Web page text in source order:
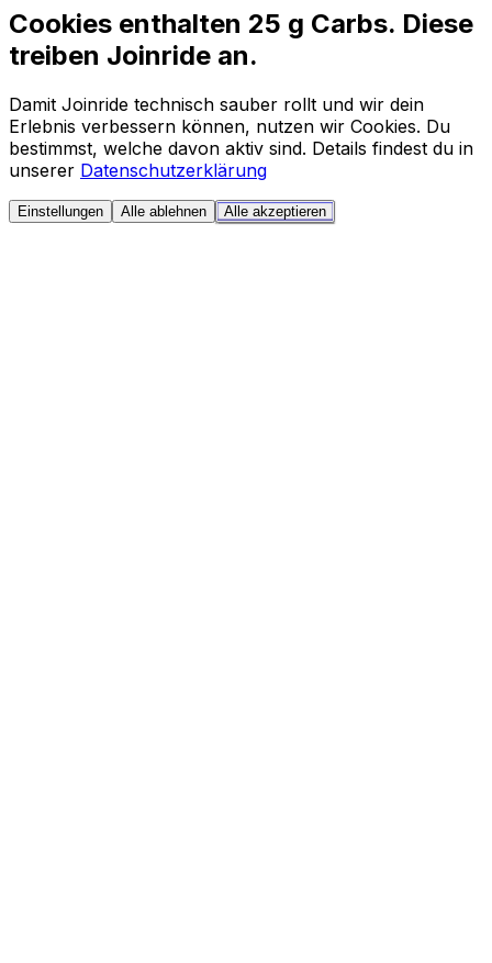
Cookies enthalten 25 g Carbs. Diese
treiben Joinride an.
Damit Joinride technisch sauber rollt und wir dein
Erlebnis verbessern können, nutzen wir Cookies. Du
bestimmst, welche davon aktiv sind. Details findest du in
unserer Datenschutzerklärung
Einstellungen Alle ablehnen Alle akzeptieren